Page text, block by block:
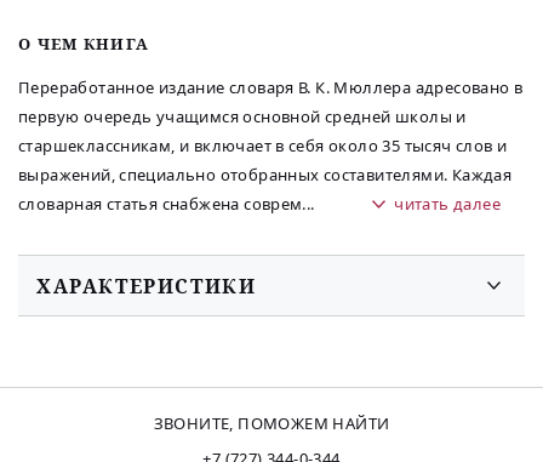
O ЧЕМ КНИГА
Переработанное издание словаря В. К. Мюллера адресовано в
первую очередь учащимся основной средней школы и
старшеклассникам, и включает в себя около 35 тысяч слов и
выражений, специально отобранных составителями. Каждая
словарная статья снабжена соврем... читать далее
ХАРАКТЕРИСТИКИ
ЗВОНИТЕ, ПОМОЖЕМ НАЙТИ